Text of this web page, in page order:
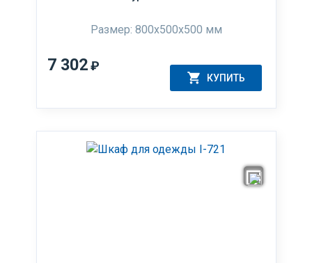
Размер: 800x500x500 мм
7 302₽
КУПИТЬ